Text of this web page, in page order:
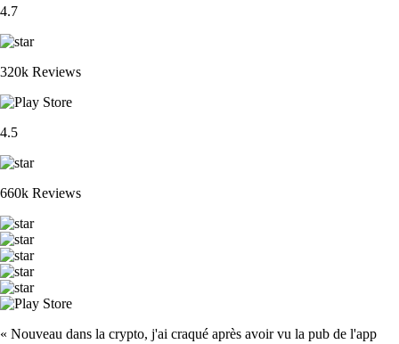
4.7
320k Reviews
4.5
660k Reviews
« Nouveau dans la crypto, j'ai craqué après avoir vu la pub de l'app